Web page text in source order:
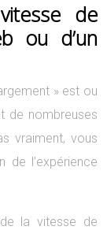
de
ou d’un
» est ou
de nombreuses
vraiment, vous
de l’expérience
de la vitesse de